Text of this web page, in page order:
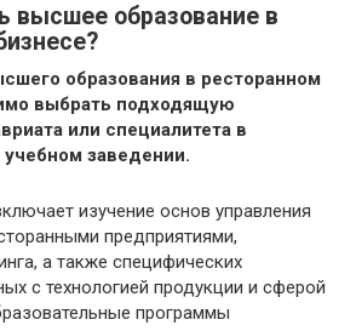
высшее образование в
образования в ресторанном
выбрать подходящую
или специалитета в
заведении.
изучение основ управления
предприятиями,
а также специфических
с технологией продукции и сферой
программы